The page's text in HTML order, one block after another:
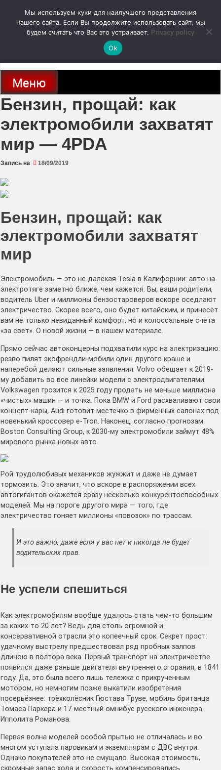
содержимому
autodoc24.ru
Новости про современные автомобили и не только, новинки зарубежного
и отечественного автопрома
Меню
Бензин, прощай: как
электромобили захватят
мир — 4PDA
Запись на 18/09/2019
Бензин, прощай: как
электромобили захватят
мир
Электромобиль — это не далёкая Tesla в Калифорнии: авто на
электротяге заметно ближе, чем кажется. Вы, ваши родители,
водитель Uber и миллионы бензостароверов вскоре оседлают
электричество. Скорее всего, оно будет китайским, и принесёт
вам не только невиданный комфорт, но и колоссальные счета
«за свет». О новой жизни — в нашем материале.
Прямо сейчас автоконцерны подхватили курс на электризацию:
резво пилят экофрендли-мобили один другого краше и
наперебой делают сильные заявления. Volvo обещает к 2019-
му добавить во все линейки модели с электродвигателями.
Volkswagen грозится к 2025 году продать не меньше миллиона
«чистых» машин — и точка. Пока BMW и Ford расхваливают свои
концепт-кары, Audi готовит местечко в фирменных салонах под
новенький кроссовер e-Tron. Наконец, согласно прогнозам
Boston Consulting Group, к 2030-му электромобили займут 48%
мирового рынка новых авто.
Рой трудолюбивых механиков жужжит и даже не думает
тормозить. Это значит, что вскоре в распоряжении всех
автогигантов окажется сразу несколько конкурентоспособных
моделей. Мы на пороге другого мира — того, где
электричество гоняет миллионы «повозок» по трассам.
И это важно, даже если у вас нет и никогда не будет
водительских прав.
Не успели спешиться
Как электромобилям вообще удалось стать чем-то большим
за каких-то 20 лет? Ведь для столь огромной и
консервативной отрасли это копеечный срок. Секрет прост:
удачному выстрелу предшествовал ряд пробных залпов
длиною в полтора века. Первый транспорт на электричестве
появился даже раньше двигателя внутреннего сгорания, в 1841
году. Да, это была всего лишь тележка с прикрученным
мотором, но немногим позже выкатили изобретения
посерьёзнее: трёхколёсник Гюстава Труве, мобиль британца
Томаса Паркера и 17-местный омнибус русского инженера
Ипполита Романова.
Первая волна моделей особой прытью не отличалась и во
многом уступала паровикам и экземплярам с ДВС внутри.
Однако покупателей это не смущало. Высокая стоимость,
скромные запас хода и скорость компенсировались
Мы используем куки для наилучшего представления
нашего сайта. Если Вы продолжите использовать сайт, мы
будем считать что Вас это устраивает. Privacy policy
Ok